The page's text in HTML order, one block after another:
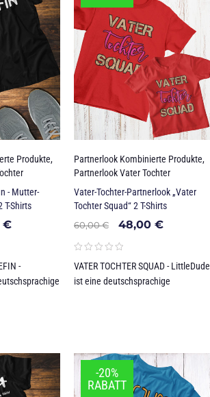
Produkte,
- Mutter-
T-Shirts
€
-
Partnerlook Kombinierte Produkte,
Partnerlook Vater Tochter
Vater-Tochter-Partnerlook „Vater
Tochter Squad“ 2 T-Shirts
60,00€ 48,00 €
VATER TOCHTER SQUAD - LittleDude
ist eine deutschsprachige
-20%
RABATT